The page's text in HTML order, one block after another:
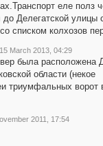
еле полз
Делегатской улицы
списком колхозов
15 March 2013, 04:29
была расположена
области (некое
триумфальных ворот
2011, 17:54